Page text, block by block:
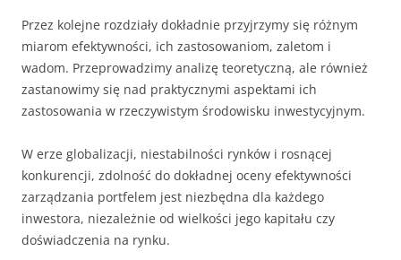
Przez kolejne rozdziały dokładnie przyjrzymy się różnym
miarom efektywności, ich zastosowaniom, zaletom i
wadom. Przeprowadzimy analizę teoretyczną, ale również
zastanowimy się nad praktycznymi aspektami ich
zastosowania w rzeczywistym środowisku inwestycyjnym.
W erze globalizacji, niestabilności rynków i rosnącej
konkurencji, zdolność do dokładnej oceny efektywności
zarządzania portfelem jest niezbędna dla każdego
inwestora, niezależnie od wielkości jego kapitału czy
doświadczenia na rynku.